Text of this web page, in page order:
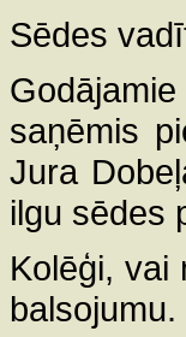
Sēdes
saņēmis
Jura
ilgu sēdes
Kolēģi, vai